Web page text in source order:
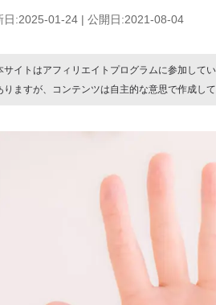
日:2025-01-24 | 公開日:2021-08-04
サイトはアフィリエイトプログラムに参加して
りますが、コンテンツは自主的な意思で作成して